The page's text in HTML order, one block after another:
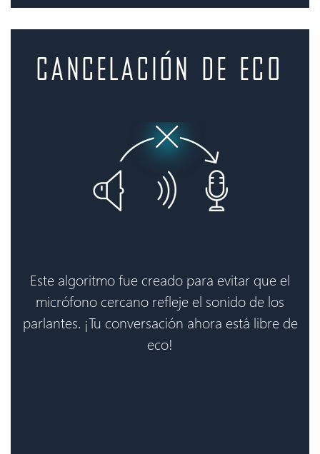
CANCELACIÓN DE ECO
Este algoritmo fue creado para evitar que el
micrófono cercano refleje el sonido de los
parlantes. ¡Tu conversación ahora está libre de
eco!